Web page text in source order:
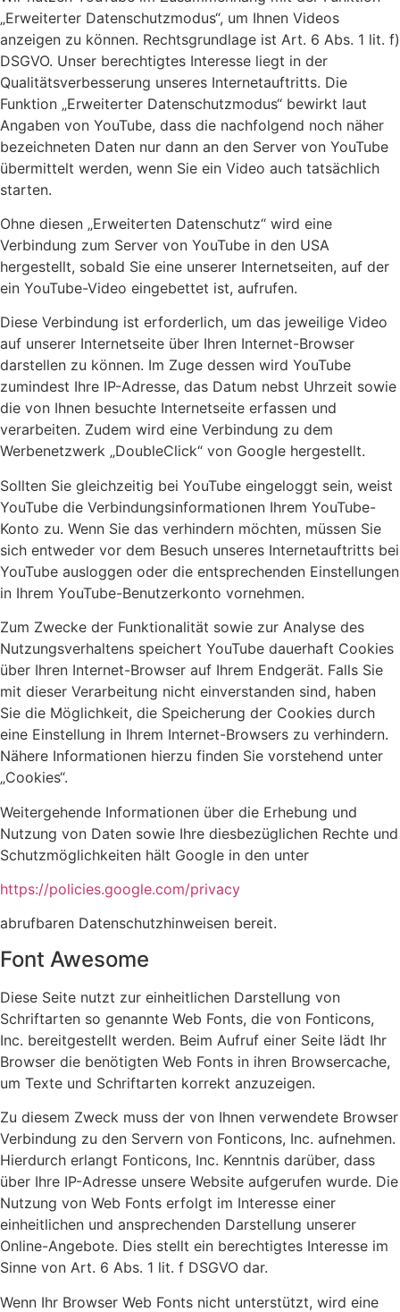
„Erweiterter Datenschutzmodus“, um Ihnen Videos
anzeigen zu können. Rechtsgrundlage ist Art. 6 Abs. 1 lit. f)
DSGVO. Unser berechtigtes Interesse liegt in der
Qualitätsverbesserung unseres Internetauftritts. Die
Funktion „Erweiterter Datenschutzmodus“ bewirkt laut
Angaben von YouTube, dass die nachfolgend noch näher
bezeichneten Daten nur dann an den Server von YouTube
übermittelt werden, wenn Sie ein Video auch tatsächlich
starten.
Ohne diesen „Erweiterten Datenschutz“ wird eine
Verbindung zum Server von YouTube in den USA
hergestellt, sobald Sie eine unserer Internetseiten, auf der
ein YouTube-Video eingebettet ist, aufrufen.
Diese Verbindung ist erforderlich, um das jeweilige Video
auf unserer Internetseite über Ihren Internet-Browser
darstellen zu können. Im Zuge dessen wird YouTube
zumindest Ihre IP-Adresse, das Datum nebst Uhrzeit sowie
die von Ihnen besuchte Internetseite erfassen und
verarbeiten. Zudem wird eine Verbindung zu dem
Werbenetzwerk „DoubleClick“ von Google hergestellt.
Sollten Sie gleichzeitig bei YouTube eingeloggt sein, weist
YouTube die Verbindungsinformationen Ihrem YouTube-
Konto zu. Wenn Sie das verhindern möchten, müssen Sie
sich entweder vor dem Besuch unseres Internetauftritts bei
YouTube ausloggen oder die entsprechenden Einstellungen
in Ihrem YouTube-Benutzerkonto vornehmen.
Zum Zwecke der Funktionalität sowie zur Analyse des
Nutzungsverhaltens speichert YouTube dauerhaft Cookies
über Ihren Internet-Browser auf Ihrem Endgerät. Falls Sie
mit dieser Verarbeitung nicht einverstanden sind, haben
Sie die Möglichkeit, die Speicherung der Cookies durch
eine Einstellung in Ihrem Internet-Browsers zu verhindern.
Nähere Informationen hierzu finden Sie vorstehend unter
„Cookies“.
Weitergehende Informationen über die Erhebung und
Nutzung von Daten sowie Ihre diesbezüglichen Rechte und
Schutzmöglichkeiten hält Google in den unter
https://policies.google.com/privacy
abrufbaren Datenschutzhinweisen bereit.
Font Awesome
Diese Seite nutzt zur einheitlichen Darstellung von
Schriftarten so genannte Web Fonts, die von Fonticons,
Inc. bereitgestellt werden. Beim Aufruf einer Seite lädt Ihr
Browser die benötigten Web Fonts in ihren Browsercache,
um Texte und Schriftarten korrekt anzuzeigen.
Zu diesem Zweck muss der von Ihnen verwendete Browser
Verbindung zu den Servern von Fonticons, Inc. aufnehmen.
Hierdurch erlangt Fonticons, Inc. Kenntnis darüber, dass
über Ihre IP-Adresse unsere Website aufgerufen wurde. Die
Nutzung von Web Fonts erfolgt im Interesse einer
einheitlichen und ansprechenden Darstellung unserer
Online-Angebote. Dies stellt ein berechtigtes Interesse im
Sinne von Art. 6 Abs. 1 lit. f DSGVO dar.
Wenn Ihr Browser Web Fonts nicht unterstützt, wird eine